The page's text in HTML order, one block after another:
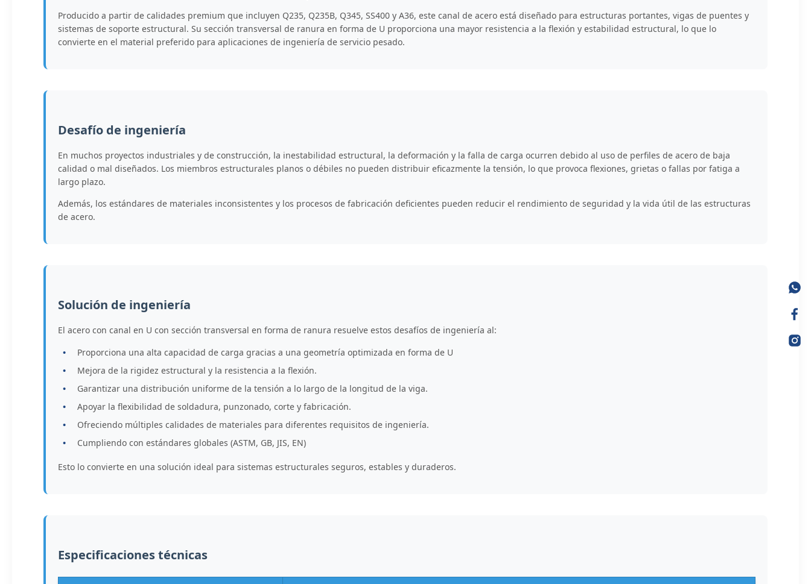
Producido a partir de calidades premium que incluyen Q235, Q235B, Q345, SS400 y A36, este canal de acero está diseñado para estructuras portantes, vigas de puentes y
sistemas de soporte estructural. Su sección transversal de ranura en forma de U proporciona una mayor resistencia a la flexión y estabilidad estructural, lo que lo
convierte en el material preferido para aplicaciones de ingeniería de servicio pesado.
Desafío de ingeniería
En muchos proyectos industriales y de construcción, la inestabilidad estructural, la deformación y la falla de carga ocurren debido al uso de perfiles de acero de baja
calidad o mal diseñados. Los miembros estructurales planos o débiles no pueden distribuir eficazmente la tensión, lo que provoca flexiones, grietas o fallas por fatiga a
largo plazo.
Además, los estándares de materiales inconsistentes y los procesos de fabricación deficientes pueden reducir el rendimiento de seguridad y la vida útil de las estructuras
de acero.
Solución de ingeniería
El acero con canal en U con sección transversal en forma de ranura resuelve estos desafíos de ingeniería al:
Proporciona una alta capacidad de carga gracias a una geometría optimizada en forma de U
Mejora de la rigidez estructural y la resistencia a la flexión.
Garantizar una distribución uniforme de la tensión a lo largo de la longitud de la viga.
Apoyar la flexibilidad de soldadura, punzonado, corte y fabricación.
Ofreciendo múltiples calidades de materiales para diferentes requisitos de ingeniería.
Cumpliendo con estándares globales (ASTM, GB, JIS, EN)
Esto lo convierte en una solución ideal para sistemas estructurales seguros, estables y duraderos.
Especificaciones técnicas